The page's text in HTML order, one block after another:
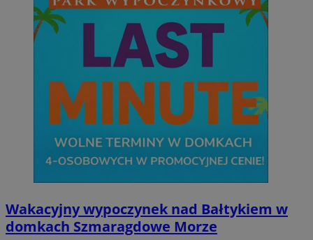
Wakacyjny wypoczynek nad Bałtykiem w
domkach Szmaragdowe Morze